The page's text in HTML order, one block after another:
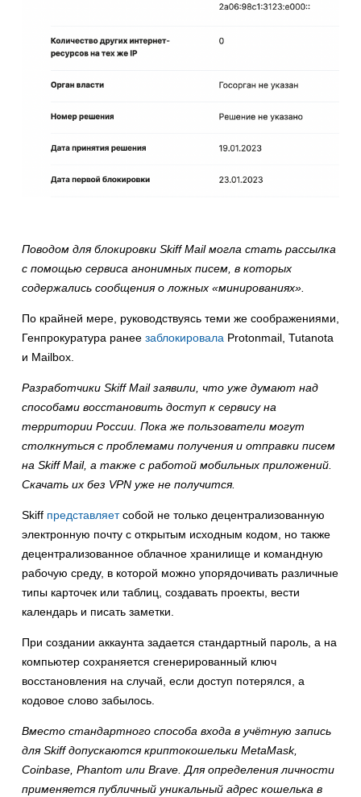
Поводом для блокировки Skiff Mail могла стать рассылка
с помощью сервиса анонимных писем, в которых
содержались сообщения о ложных «минированиях».
По крайней мере, руководствуясь теми же соображениями,
Генпрокуратура ранее заблокировала Protonmail, Tutanota
и Mailbox.
Разработчики Skiff Mail заявили, что уже думают над
способами восстановить доступ к сервису на
территории России. Пока же пользователи могут
столкнуться с проблемами получения и отправки писем
на Skiff Mail, а также с работой мобильных приложений.
Скачать их без VPN уже не получится.
Skiff представляетсобой не только децентрализованную
электронную почту с открытым исходным кодом, но также
децентрализованное облачное хранилище и командную
рабочую среду, в которой можно упорядочивать различные
типы карточек или таблиц, создавать проекты, вести
календарь и писать заметки.
При создании аккаунта задается стандартный пароль, а на
компьютер сохраняется сгенерированный ключ
восстановления на случай, если доступ потерялся, а
кодовое слово забылось.
Вместо стандартного способа входа в учётную запись
для Skiff допускаются криптокошельки MetaMask,
Coinbase, Phantom или Brave. Для определения личности
применяется публичный уникальный адрес кошелька в